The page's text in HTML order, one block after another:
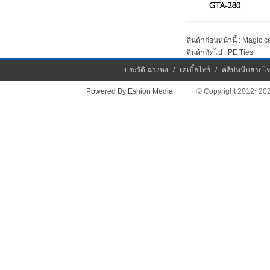
สินค้าก่อนหน้านี้ : Magic
สินค้าถัดไป : PE Ties
ประวัติ ฉางหง / เคเบิ้ลไทร์ / คลิปหนีบสายไ
Powered By Eshion Media. © Copyright 2012~2026